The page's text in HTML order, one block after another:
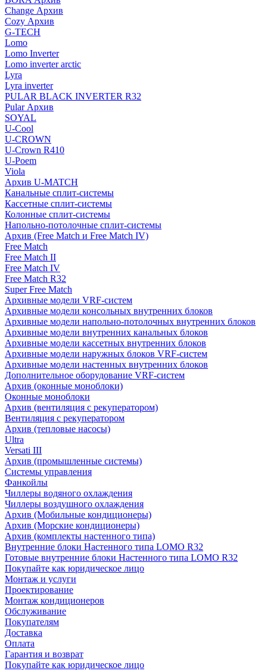
Change Архив
Cozy Архив
G-TECH
Lomo
Lomo Inverter
Lomo inverter arctic
Lyra
Lyra inverter
PULAR BLACK INVERTER R32
Pular Архив
SOYAL
U-Cool
U-CROWN
U-Crown R410
U-Poem
Viola
Архив U-MATCH
Канальные сплит-системы
Кассетные сплит-системы
Колонные сплит-системы
Напольно-потолочные сплит-системы
Архив (Free Match и Free Match IV)
Free Match
Free Match II
Free Match IV
Free Match R32
Super Free Match
Архивные модели VRF-систем
Архивные модели консольных внутренних блоков
Архивные модели напольно-потолочных внутренних блоков
Архивные модели внутренних канальных блоков
Архивные модели кассетных внутренних блоков
Архивные модели наружных блоков VRF-систем
Архивные модели настенных внутренних блоков
Дополнительное оборудование VRF-систем
Архив (оконные моноблоки)
Оконные моноблоки
Архив (вентиляция с рекуператором)
Вентиляция с рекуператором
Архив (тепловые насосы)
Ultra
Versati III
Архив (промышленные системы)
Системы управления
Фанкойлы
Чиллеры водяного охлаждения
Чиллеры воздушного охлаждения
Архив (Мобильные кондиционеры)
Архив (Морские кондиционеры)
Архив (комплекты настенного типа)
Внутренние блоки Настенного типа LOMO R32
Готовые внутренние блоки Настенного типа LOMO R32
Покупайте как юридическое лицо
Монтаж и услуги
Проектирование
Монтаж кондиционеров
Обслуживание
Покупателям
Доставка
Оплата
Гарантия и возврат
Покупайте как юридическое лицо